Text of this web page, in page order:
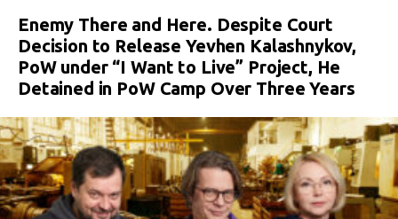
Enemy There and Here. Despite Court
Decision to Release Yevhen Kalashnykov,
PoW under “I Want to Live” Project, He
Detained in PoW Camp Over Three Years